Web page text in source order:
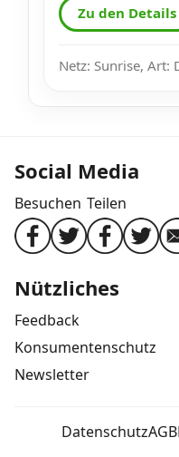
Zu den Details
Netz: Sunrise, Art:
Social Media
Besuchen Teilen
Nützliches
Feedback
Konsumentenschutz
Newsletter
DatenschutzAGB